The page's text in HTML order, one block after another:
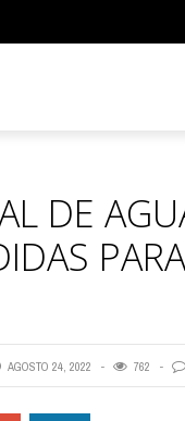
DE
AGOSTO 24, 2022 762